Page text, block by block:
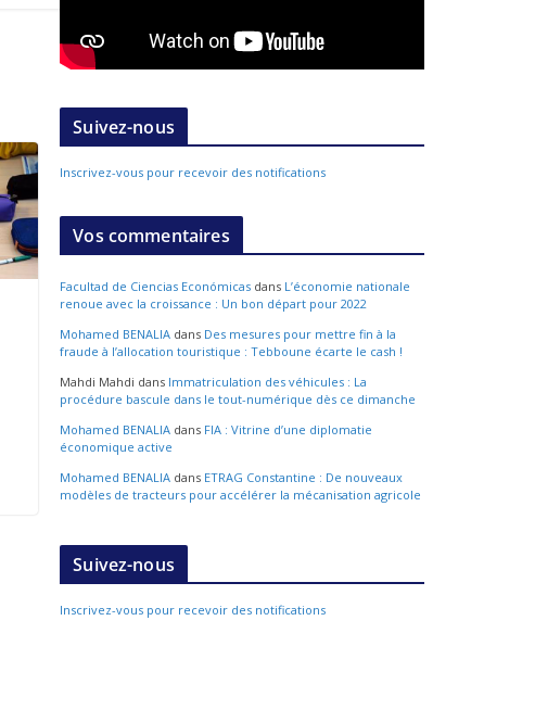
Suivez-nous
Inscrivez-vous pour recevoir des notifications
Vos commentaires
Facultad de Ciencias Económicas dans L’économie nationale
renoue avec la croissance : Un bon départ pour 2022
Mohamed BENALIA dans Des mesures pour mettre fin à la
fraude à l’allocation touristique : Tebboune écarte le cash !
Mahdi Mahdi dans Immatriculation des véhicules : La
procédure bascule dans le tout-numérique dès ce dimanche
Mohamed BENALIA dans FIA : Vitrine d’une diplomatie
économique active
Mohamed BENALIA dans ETRAG Constantine : De nouveaux
modèles de tracteurs pour accélérer la mécanisation agricole
Suivez-nous
Inscrivez-vous pour recevoir des notifications